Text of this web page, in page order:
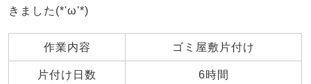
きました(*'ω'*)
作業内容 ゴミ屋敷片付け
片付け日数 6時間